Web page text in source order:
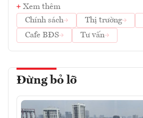
Xem thêm
Chính sách
Thị trường
Cafe BĐS
Tư vấn
Đừng bỏ lỡ